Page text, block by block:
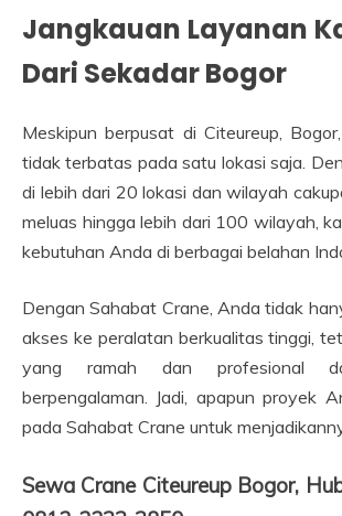
Jangkauan Layanan
Dari Sekadar Bogor
Meskipun berpusat di Citeureup,
tidak terbatas pada satu lokasi saja.
di lebih dari 20 lokasi dan wilayah
meluas hingga lebih dari 100 wilayah,
kebutuhan Anda di berbagai belahan
Dengan Sahabat Crane, Anda tidak
akses ke peralatan berkualitas tinggi,
yang ramah dan profesional
berpengalaman. Jadi, apapun proyek
pada Sahabat Crane untuk
Sewa Crane Citeureup Bogor,